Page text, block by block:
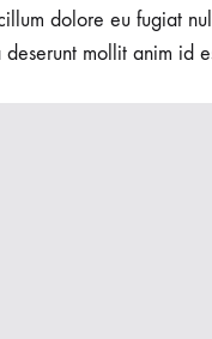
dolore eu fugiat
mollit anim id